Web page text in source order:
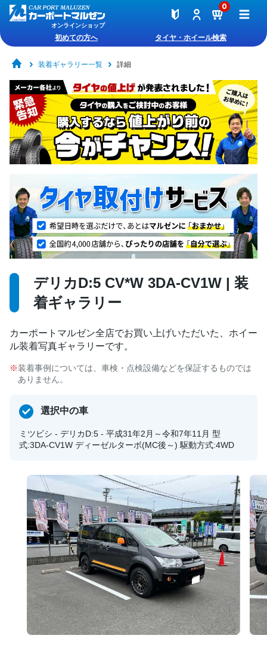
オンラインショップ
0
初めての方へ タイヤ・ホイール検索
装着ギャラリー一覧 詳細
デリカD:5 CV*W 3DA-CV1W | 装
着ギャラリー
カーポートマルゼン全店でお買い上げいただいた、ホイー
ル装着写真ギャラリーです。
装着事例については、車検・点検設備などを保証するものでは
ありません。
選択中の車
ミツビシ - デリカD:5 - 平成31年2月～令和7年11月 型
式:3DA-CV1W ディーゼルターボ(MC後～) 駆動方式:4WD